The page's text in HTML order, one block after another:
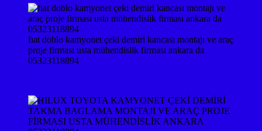
fıat doblo kamyonet çeki demiri kancası montajı ve araç
proje firması usta mühendislik firması ankara da
05323118894